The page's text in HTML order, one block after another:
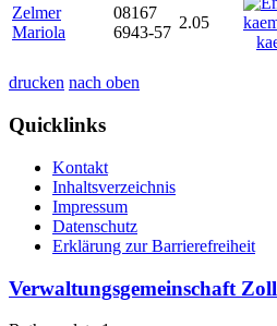
Zelmer
Mariola
08167
6943-57
2.05
drucken nach oben
Quicklinks
Kontakt
Inhaltsverzeichnis
Impressum
Datenschutz
Erklärung zur Barrierefreiheit
Verwaltungsgemeinschaft